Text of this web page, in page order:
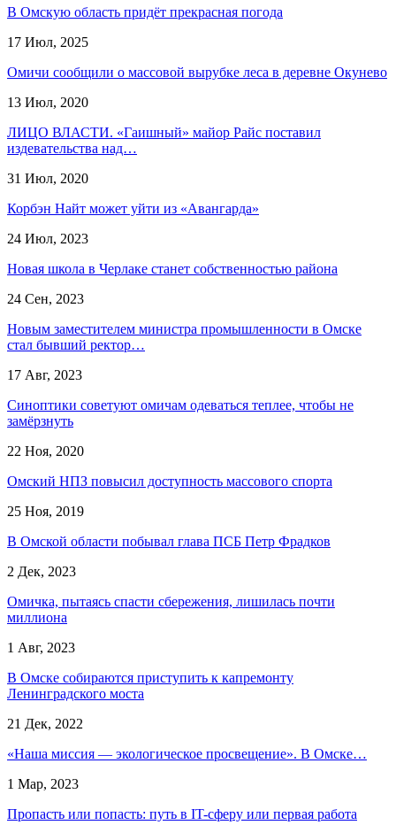
В Омскую область придёт прекрасная погода
17 Июл, 2025
Омичи сообщили о массовой вырубке леса в деревне Окунево
13 Июл, 2020
ЛИЦО ВЛАСТИ. «Гаишный» майор Райс поставил
издевательства над…
31 Июл, 2020
Корбэн Найт может уйти из «Авангарда»
24 Июл, 2023
Новая школа в Черлаке станет собственностью района
24 Сен, 2023
Новым заместителем министра промышленности в Омске
стал бывший ректор…
17 Авг, 2023
Синоптики советуют омичам одеваться теплее, чтобы не
замёрзнуть
22 Ноя, 2020
Омский НПЗ повысил доступность массового спорта
25 Ноя, 2019
В Омской области побывал глава ПСБ Петр Фрадков
2 Дек, 2023
Омичка, пытаясь спасти сбережения, лишилась почти
миллиона
1 Авг, 2023
В Омске собираются приступить к капремонту
Ленинградского моста
21 Дек, 2022
«Наша миссия — экологическое просвещение». В Омске…
1 Мар, 2023
Пропасть или попасть: путь в IT-сферу или первая работа